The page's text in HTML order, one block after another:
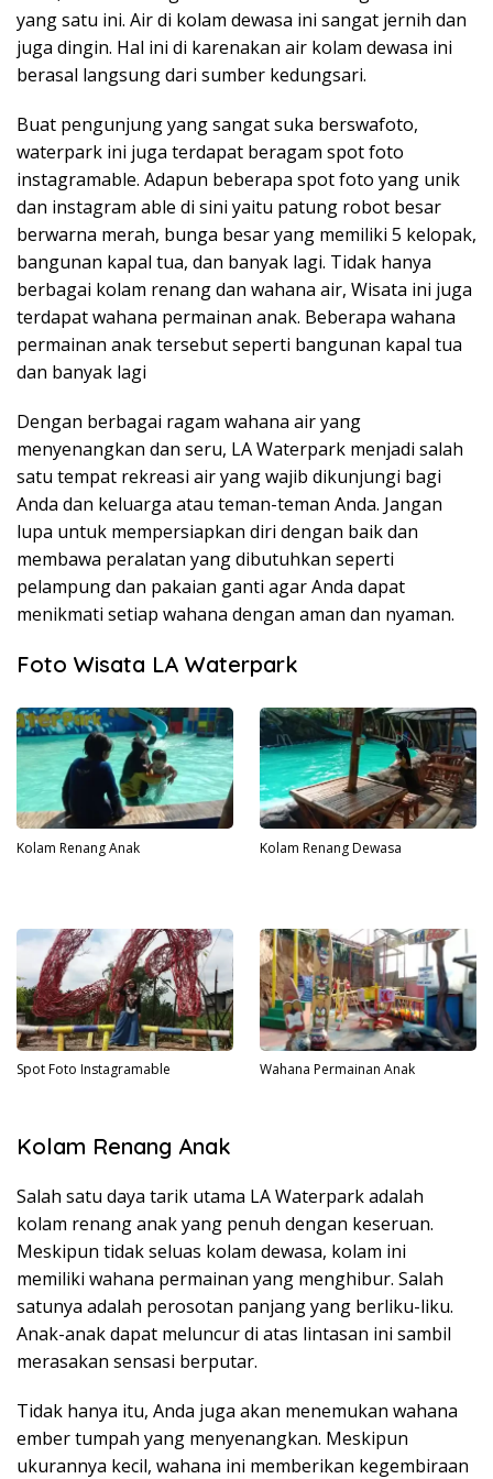
yang satu ini. Air di kolam dewasa ini sangat jernih dan
juga dingin. Hal ini di karenakan air kolam dewasa ini
berasal langsung dari sumber kedungsari.
Buat pengunjung yang sangat suka berswafoto,
waterpark ini juga terdapat beragam spot foto
instagramable. Adapun beberapa spot foto yang unik
dan instagram able di sini yaitu patung robot besar
berwarna merah, bunga besar yang memiliki 5 kelopak,
bangunan kapal tua, dan banyak lagi. Tidak hanya
berbagai kolam renang dan wahana air, Wisata ini juga
terdapat wahana permainan anak. Beberapa wahana
permainan anak tersebut seperti bangunan kapal tua
dan banyak lagi
Dengan berbagai ragam wahana air yang
menyenangkan dan seru, LA Waterpark menjadi salah
satu tempat rekreasi air yang wajib dikunjungi bagi
Anda dan keluarga atau teman-teman Anda. Jangan
lupa untuk mempersiapkan diri dengan baik dan
membawa peralatan yang dibutuhkan seperti
pelampung dan pakaian ganti agar Anda dapat
menikmati setiap wahana dengan aman dan nyaman.
Foto Wisata LA Waterpark
Kolam Renang Anak Kolam Renang Dewasa
Spot Foto Instagramable Wahana Permainan Anak
Kolam Renang Anak
Salah satu daya tarik utama LA Waterpark adalah
kolam renang anak yang penuh dengan keseruan.
Meskipun tidak seluas kolam dewasa, kolam ini
memiliki wahana permainan yang menghibur. Salah
satunya adalah perosotan panjang yang berliku-liku.
Anak-anak dapat meluncur di atas lintasan ini sambil
merasakan sensasi berputar.
Tidak hanya itu, Anda juga akan menemukan wahana
ember tumpah yang menyenangkan. Meskipun
ukurannya kecil, wahana ini memberikan kegembiraan